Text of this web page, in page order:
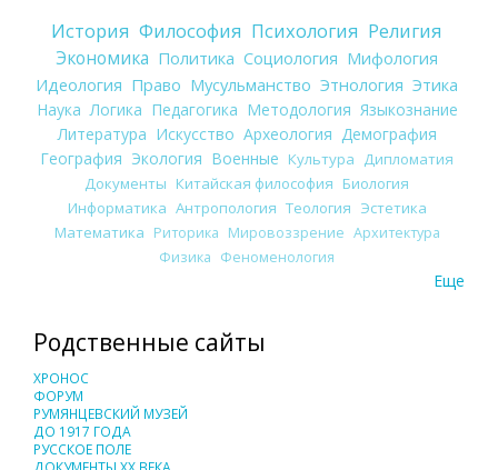
История Философия Психология Религия
Экономика Политика Социология Мифология
Идеология Право Мусульманство Этнология Этика
Наука Логика Педагогика Методология Языкознание
Литература Искусство Археология Демография
География Экология Военные Культура
Дипломатия
Документы Китайская философия Биология
Информатика Антропология Теология Эстетика
Математика Риторика Мировоззрение Архитектура
Физика Феноменология
Еще
Родственные сайты
ХРОНОС
ФОРУМ
РУМЯНЦЕВСКИЙ МУЗЕЙ
ДО 1917 ГОДА
РУССКОЕ ПОЛЕ